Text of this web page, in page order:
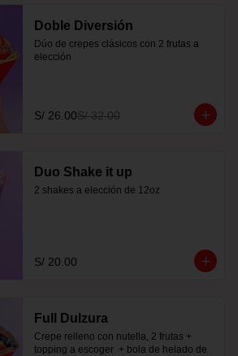
Doble Diversión
Dúo de crepes clásicos con 2 frutas a
elección
S/ 26.00S/ 32.00
Duo Shake it up
2 shakes a elección de 12oz
S/ 20.00
Full Dulzura
Crepe relleno con nutella, 2 frutas +
topping a escoger  + bola de helado de